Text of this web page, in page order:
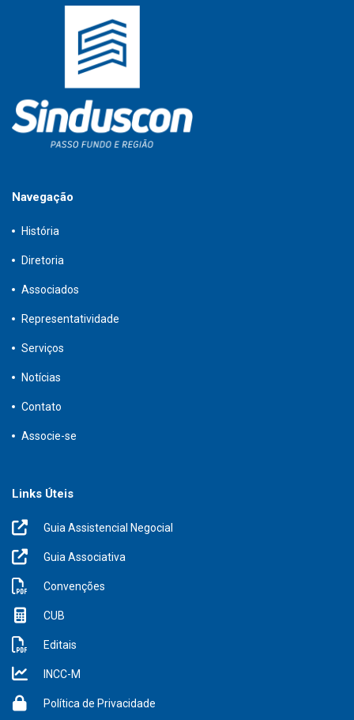
Navegação
História
Diretoria
Associados
Representatividade
Serviços
Notícias
Contato
Associe-se
Links Úteis
Guia Assistencial Negocial
Guia Associativa
Convenções
CUB
Editais
INCC-M
Política de Privacidade